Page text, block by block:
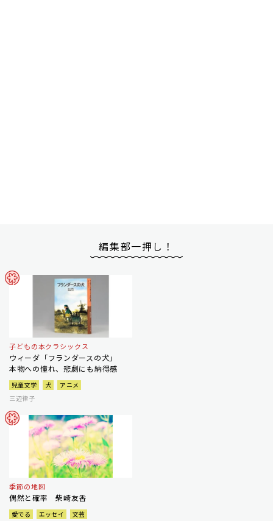
編集部一押し！
子どもの本クラシックス
ウィーダ「フランダースの犬」
本物への憧れ、悲劇にも納得感
児童文学 犬
アニメ
三辺律子
季節の地図
偶然と確率 柴崎友香
愛でる エッセイ
文芸